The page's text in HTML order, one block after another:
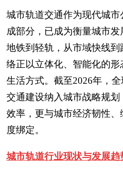
城市轨道交通作为现代城市
成部分，已成为衡量城市
地铁到轻轨，从市域快线
络正以立体化、智能化的
生活方式。截至2026年，
交通建设纳入城市战略规
效率，更与城市经济韧性
度绑定。
城市轨道行业现状与发展趋